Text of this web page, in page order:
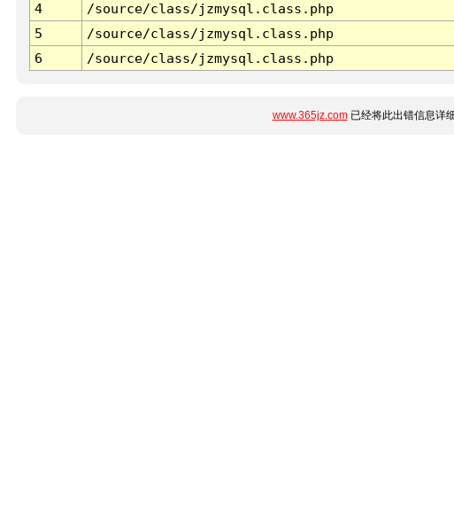
4
/source/class/jzmysql.class.php
5
/source/class/jzmysql.class.php
6
/source/class/jzmysql.class.php
www.365jz.com已经将此出错信息详